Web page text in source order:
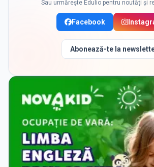
Sau urmărește Edulio pentru noutăți și
Facebook
Abonează-te la